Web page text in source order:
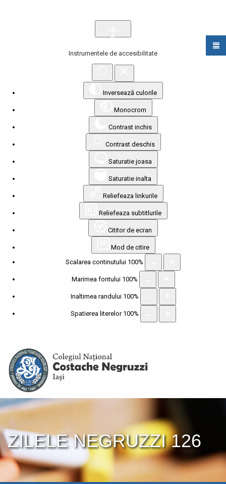
Instrumentele de accesibilitate
Inversează culorile
Monocrom
Contrast inchis
Contrast deschis
Saturatie joasa
Saturatie inalta
Reliefeaza linkurile
Reliefeaza subtitlurile
Cititor de ecran
Mod de citire
Scalarea continutului 100%
Marimea fontului 100%
Inaltimea randului 100%
Spatierea literelor 100%
ZILELE NEGRUZZI 126